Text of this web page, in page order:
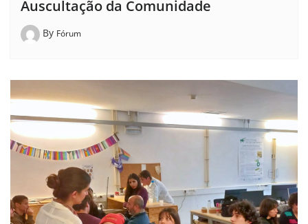
Auscultação da Comunidade
By Fórum